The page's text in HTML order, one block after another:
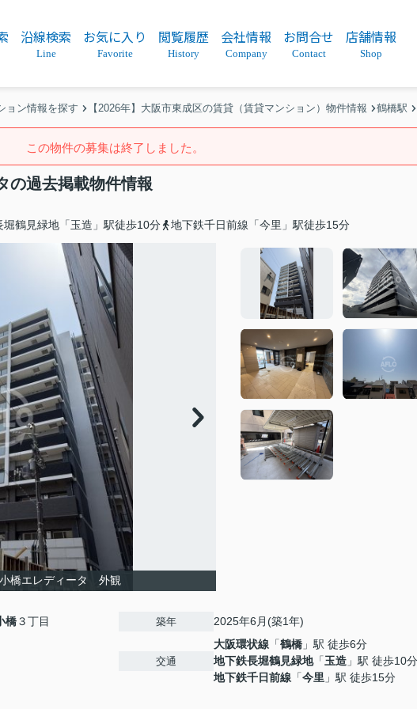
沿線検索
Line
お気に入り
Favorite
閲覧履歴
History
会社情報
Company
お問合せ
Contact
店舗情報
Shop
ョン情報を探す 【2026年】大阪市東成区の賃貸（賃貸マンション）物件情報 鶴橋駅
この物件の募集は終了しました。
の過去掲載物件情報
堀鶴見緑地「玉造」駅徒歩10分 地下鉄千日前線「今里」駅徒歩15分
橋エレディータ 外観
橋３丁目 築年 2025年6月(築1年)
交通
大阪環状線 「鶴橋 」駅 徒歩6分
地下鉄長堀鶴見緑地「玉造 」駅 徒歩10分
地下鉄千日前線 「今里 」駅 徒歩15分